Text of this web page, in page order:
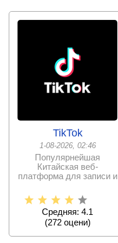
TikTok
1-08-2026, 02:46
Популярнейшая
Китайская веб-
платформа для записи и
видеороликов
Средняя: 4.1
(272оцени)